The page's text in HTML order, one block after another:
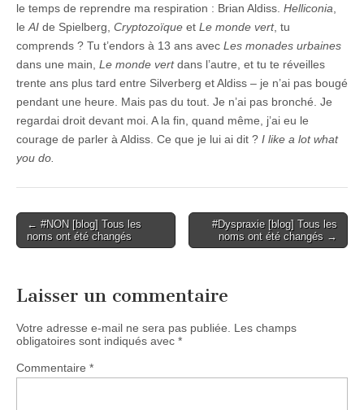
le temps de reprendre ma respiration : Brian Aldiss. Helliconia
le AI de Spielberg, Cryptozoïque et Le monde vert, tu
comprends ? Tu t’endors à 13 ans avec Les monades urbaines
dans une main, Le monde vertdans l’autre, et tu te réveilles
trente ans plus tard entre Silverberg et Aldiss – je n’ai pas bougé
pendant une heure. Mais pas du tout. Je n’ai pas bronché. Je
regardai droit devant moi. A la fin, quand même, j’ai eu le
courage de parler à Aldiss. Ce que je lui ai dit ? I like a lot what
you do.
Post
navigation
← #NON [blog] Tous les
noms ont été changés
#Dyspraxie [blog] Tous les
noms ont été changés →
Laisser un commentaire
Votre adresse e-mail ne sera pas publiée.
Les champs
obligatoires sont indiqués avec *
Commentaire *